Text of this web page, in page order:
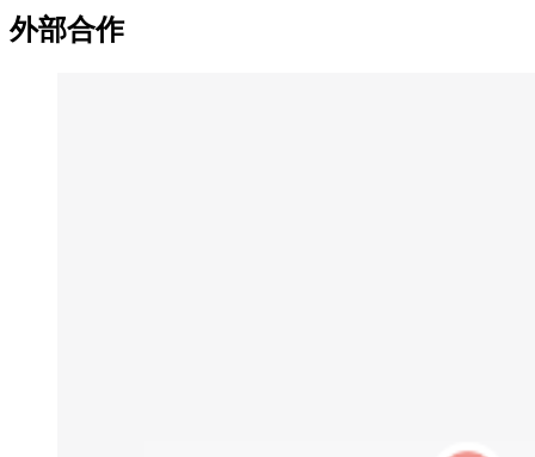
外部合作